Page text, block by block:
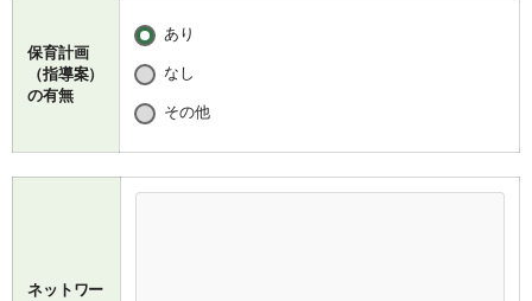
保育計画
（指導案）
の有無
あり
なし
その他
ネットワー